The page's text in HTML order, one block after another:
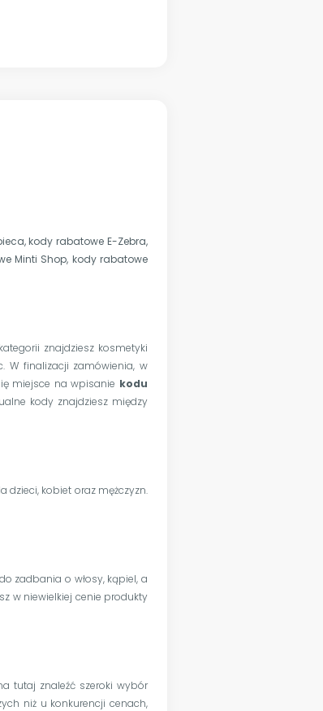
,kody rabatowe E-Zebra,
Minti Shop, kody rabatowe
znajdziesz kosmetyki
W finalizacji zamówienia, w
miejsce na wpisanie kodu
kody znajdziesz między
dzieci, kobiet oraz mężczyzn.
zadbania o włosy, kąpiel, a
w niewielkiej cenie produkty
tutaj znaleźć szeroki wybór
niż u konkurencji cenach,